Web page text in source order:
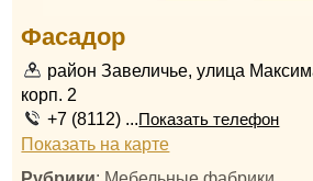
Фасадор
район Завеличье, улица
корп. 2
+7 (8112) ...Показать телефон
Показать на карте